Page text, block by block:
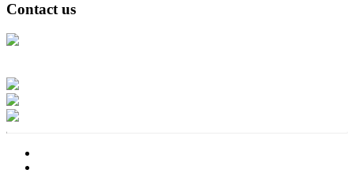
Contact us